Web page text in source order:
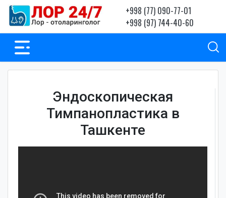
+998 (77) 090-77-01
+998 (97) 744-40-60
Эндоскопическая
Тимпанопластика в
Ташкенте